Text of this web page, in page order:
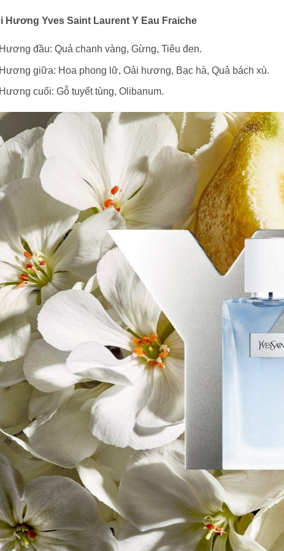
Hương Yves Saint Laurent Y Eau Fraiche
đầu: Quả chanh vàng, Gừng, Tiêu đen.
giữa: Hoa phong lữ, Oải hương, Bạc hà, Quả bách xù.
cuối: Gỗ tuyết tùng, Olibanum.